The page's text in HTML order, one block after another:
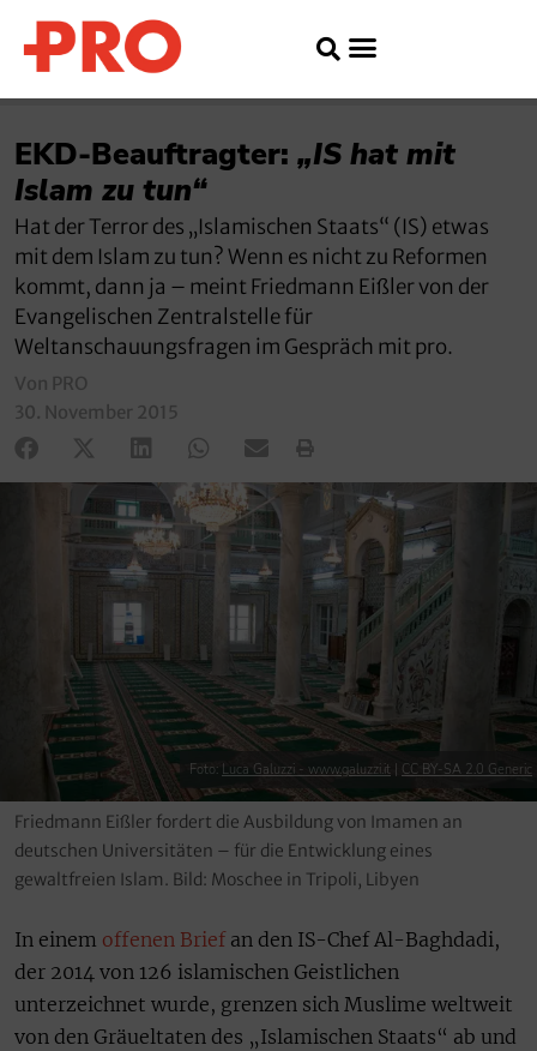
EKD-Beauftragter: „IS hat mit
Islam zu tun“
Hat der Terror des „Islamischen Staats“ (IS) etwas
mit dem Islam zu tun? Wenn es nicht zu Reformen
kommt, dann ja – meint Friedmann Eißler von der
Evangelischen Zentralstelle für
Weltanschauungsfragen im Gespräch mit pro.
Von PRO
30. November 2015
Foto: Luca Galuzzi - www.galuzzi.it CC BY-SA 2.0 Generic
Friedmann Eißler fordert die Ausbildung von Imamen an
deutschen Universitäten – für die Entwicklung eines
gewaltfreien Islam. Bild: Moschee in Tripoli, Libyen
In einem offenen Briefan den IS-Chef Al-Baghdadi,
der 2014 von 126 islamischen Geistlichen
unterzeichnet wurde, grenzen sich Muslime weltweit
von den Gräueltaten des „Islamischen Staats“ ab und